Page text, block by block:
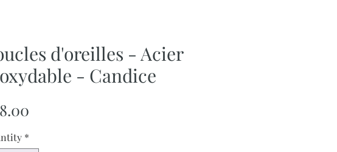
d'oreilles - Acier
- Candice
*